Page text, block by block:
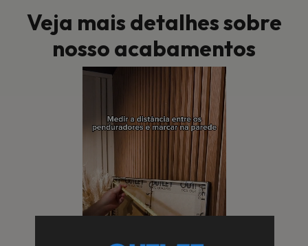
Veja mais detalhes sobre
nosso acabamentos